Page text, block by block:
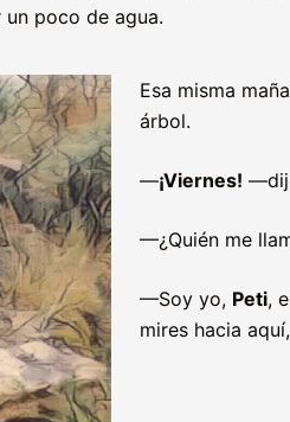
poco de agua.
Esa misma
árbol.
—¡Viernes!
—¿Quién me
—Soy yo, Peti,
mires hacia